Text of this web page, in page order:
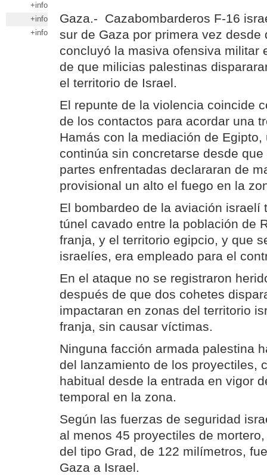
+info
+info
+info
Gaza.- Cazabombarderos F-16
sur de Gaza por primera vez desde
concluyó la masiva ofensiva militar
de que milicias palestinas
el territorio de Israel.
El repunte de la violencia coincide
de los contactos para acordar una
Hamás con la mediación de Egipto,
continúa sin concretarse desde
partes enfrentadas declararan de
provisional un alto el fuego en la
El bombardeo de la aviación israelí
túnel cavado entre la población de
franja, y el territorio egipcio, y que
israelíes, era empleado para el
En el ataque no se registraron
después de que dos cohetes
impactaran en zonas del territorio
franja, sin causar víctimas.
Ninguna facción armada palestina
del lanzamiento de los proyectiles,
habitual desde la entrada en vigor
temporal en la zona.
Según las fuerzas de seguridad
al menos 45 proyectiles de
del tipo Grad, de 122 milímetros,
Gaza a Israel.